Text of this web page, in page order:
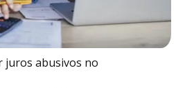
juros abusivos no